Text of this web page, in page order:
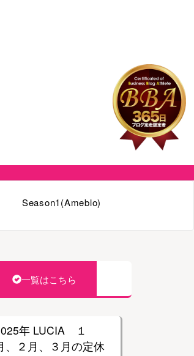
Season1(Ameblo)
一覧はこちら
年 LUCIA １
、２月、３月の定休